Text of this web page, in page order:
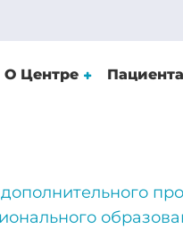
О Центре